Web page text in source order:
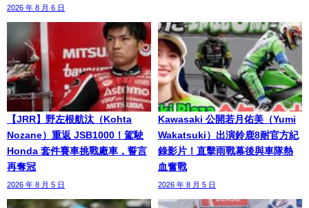
2026 年 8 月 6 日
【JRR】野左根航汰（Kohta
Nozane）重返 JSB1000！駕駛
Honda 套件賽車挑戰廠車，誓言
再奪冠
2026 年 8 月 5 日
Kawasaki 公開若月佑美（Yumi
Wakatsuki）出演鈴鹿8耐官方紀
錄影片！直擊雨戰幕後與車隊熱
血奮戰
2026 年 8 月 5 日